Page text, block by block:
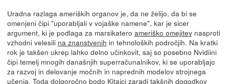
Uradna razlaga ameriških organov je, da ne želijo, da bi se
omenjeni čipi "uporabljali v vojaške namene", kar je sicer
argument, ki je podlaga za marsikatero ameriško omejitevnasproti
vzhodni velesili na znanstvenih in tehnoloških področjih. Na kratki
rok je takšen ukrep lahko delno učinkovit, saj so posebno Nvidiini
čipi temelj mnogih današnjih superračunalnikov, ki se uporabljajo
za razvoj in delovanje močnih in naprednih modelov strojnega
učenja. Toda dolgoročno bodo Kitajci zaradi takšnih dogodkov